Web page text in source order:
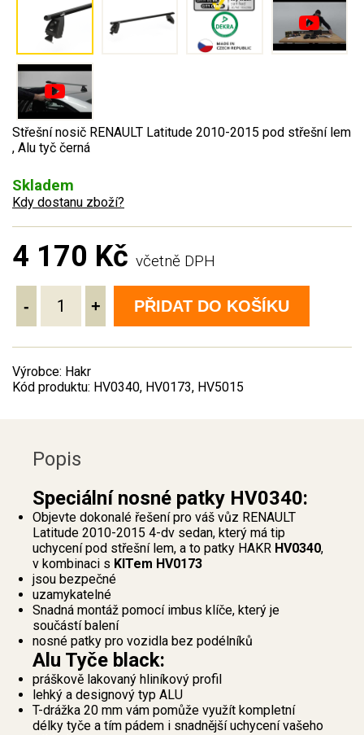
Střešní nosič RENAULT Latitude 2010-2015 pod střešní lem
, Alu tyč černá
Skladem
Kdy dostanu zboží?
4 170 Kč včetně DPH
- + PŘIDAT DO KOŠÍKU
Výrobce: Hakr
Kód produktu: HV0340, HV0173, HV5015
Popis
Speciální nosné patky HV0340:
Objevte dokonalé řešení pro váš vůz RENAULT
Latitude 2010-2015 4-dv sedan, který má tip
uchycení pod střešní lem, a to patky HAKR HV0340,
v kombinaci s KITem HV0173
jsou bezpečné
uzamykatelné
Snadná montáž pomocí imbus klíče, který je
součástí balení
nosné patky pro vozidla bez podélníků
Alu Tyče black:
práškově lakovaný hliníkový profil
lehký a designový typ ALU
T-drážka 20 mm vám pomůže využít kompletní
délky tyče a tím pádem i snadnější uchycení vašeho